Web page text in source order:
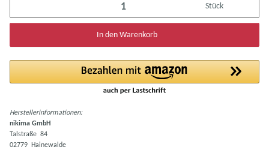
Stück
In den Warenkorb
Herstellerinformationen:
nikima GmbH
Talstraße 84
02779 Hainewalde